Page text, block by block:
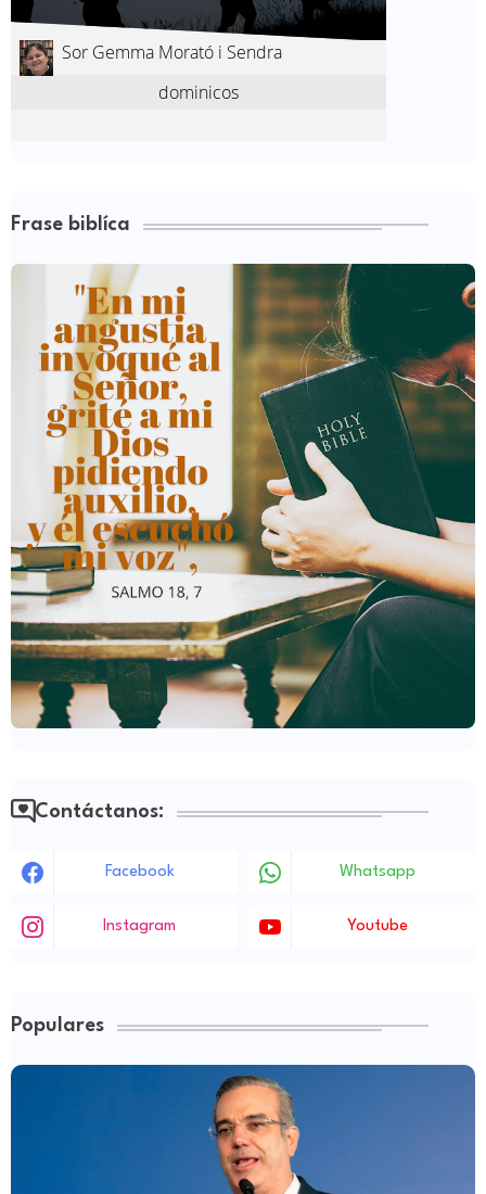
Frase biblíca
Contáctanos:
Facebook Whatsapp
Instagram Youtube
Populares